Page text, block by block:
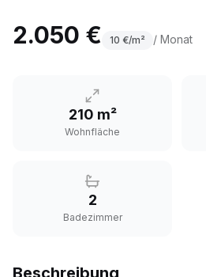
2.050 € 10 €/m² / Monat
210 m²
Wohnfläche
2
Badezimmer
Beschreibung